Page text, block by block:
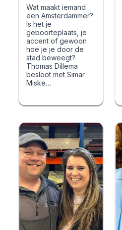
Wat maakt iemand
een Amsterdammer?
Is het je
geboorteplaats, je
accent of gewoon
hoe je je door de
stad beweegt?
Thomas Dillema
besloot met Simar
Miske…